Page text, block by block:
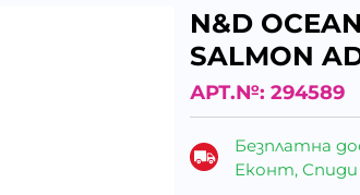
N&D
SALMON
АРТ.№: 294589
Безплатна
Еконт, Спиди